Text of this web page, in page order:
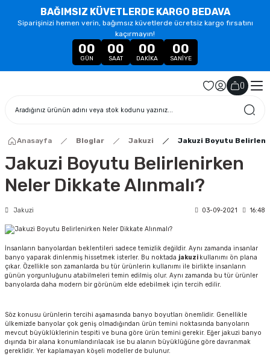
BAĞIMSIZ KÜVETLERDE KARGO BEDAVA
Siparişinizi hemen verin, bağımsız küvetlerde ücretsiz kargo fırsatını
kaçırmayın!
00
GÜN
00
SAAT
00
DAKIKA
00
SANIYE
()
Anasayfa Bloglar Jakuzi Jakuzi Boyutu
Jakuzi Boyutu Belirlenirken
Neler Dikkate Alınmalı?
Jakuzi 03-09-2021 16:48
İnsanların banyolardan beklentileri sadece temizlik değildir. Aynı zamanda insanlar
banyo yaparak dinlenmiş hissetmek isterler. Bu noktada jakuzi kullanımı ön plana
çıkar. Özellikle son zamanlarda bu tür ürünlerin kullanımı ile birlikte insanların
günün yorgunluğunu atabilmeleri temin edilmiş olur. Aynı zamanda bu tür ürünler
banyolarda daha modern bir görünüm elde edebilmek için tercih edilir.
Söz konusu ürünlerin tercihi aşamasında banyo boyutları önemlidir. Genellikle
ülkemizde banyolar çok geniş olmadığından ürün temini noktasında banyoların
mevcut büyüklüklerinin tespiti ve buna göre ürün temini gerekir. Eğer jakuzi banyo
dışında bir alana konumlandırılacak ise bu alanın büyüklüğüne göre davranmak
gereklidir. Yer kaplamayan köşeli modeller de bulunur.